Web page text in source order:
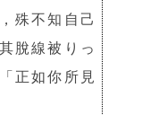
，殊不知自己
脫線被りっ
正如你所見